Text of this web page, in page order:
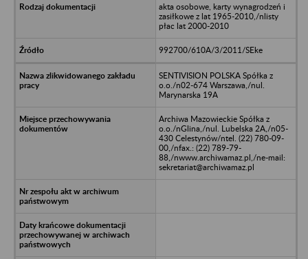
akta osobowe, karty wynagrodzeń i
zasiłkowe z lat 1965-2010,/nlisty
płac lat 2000-2010
992700/610A/3/2011/SEke
SENTIVISION POLSKA Spółka z
o.o./n02-674 Warszawa,/nul.
Marynarska 19A
Archiwa Mazowieckie Spółka z
o.o./nGlina,/nul. Lubelska 2A,/n05-
430 Celestynów/ntel. (22) 780-09-
00,/nfax.: (22) 789-79-
88,/nwww.archiwamaz.pl,/ne-mail:
sekretariat@archiwamaz.pl